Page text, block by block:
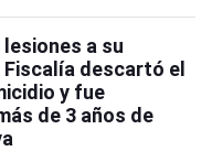
a su
descartó el
y fue
de 3 años de